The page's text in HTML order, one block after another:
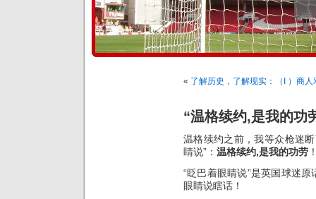
« 了解历史，了解现实：（I ）商
“温格续约,是我的功
温格续约之前，我等众枪迷
睛说”： 温格续约,是我的功劳
“眨巴着眼睛说”是英国球迷
眼睛说瞎话！